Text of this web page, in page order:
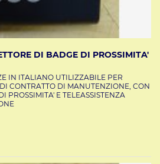
DI BADGE DI PROSSIMITA'
IN ITALIANO UTILIZZABILE PER
CONTRATTO DI MANUTENZIONE, CON
PROSSIMITA' E TELEASSISTENZA